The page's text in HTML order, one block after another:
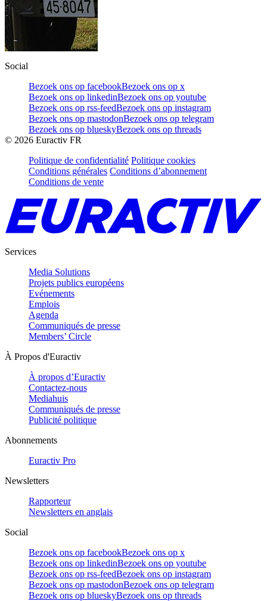
Social
Bezoek ons op facebookBezoek ons op x
Bezoek ons op linkedinBezoek ons op youtube
Bezoek ons op rss-feedBezoek ons op instagram
Bezoek ons op mastodonBezoek ons op telegram
Bezoek ons op blueskyBezoek ons op threads
© 2026 Euractiv FR
Politique de confidentialité Politique cookies
Conditions générales Conditions d’abonnement
Conditions de vente
Services
Media Solutions
Projets publics européens
Evénements
Emplois
Agenda
Communiqués de presse
Members’ Circle
À Propos d'Euractiv
À propos d’Euractiv
Contactez-nous
Mediahuis
Communiqués de presse
Publicité politique
Abonnements
Euractiv Pro
Newsletters
Rapporteur
Newsletters en anglais
Social
Bezoek ons op facebookBezoek ons op x
Bezoek ons op linkedinBezoek ons op youtube
Bezoek ons op rss-feedBezoek ons op instagram
Bezoek ons op mastodonBezoek ons op telegram
Bezoek ons op blueskyBezoek ons op threads